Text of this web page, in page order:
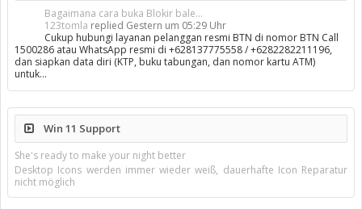
Bagaimana cara buka Blokir bale...
123tomla replied Gestern um 05:29 Uhr
Cukup hubungi layanan pelanggan resmi BTN di nomor BTN Call
1500286 atau WhatsApp resmi di +628137775558 / +6282282211196,
dan siapkan data diri (KTP, buku tabungan, dan nomor kartu ATM)
untuk…
Win 11 Support
She's ready to make your night better
Desktop Icons werden immer wieder weiß, dauerhafte Icon Reparatur
nicht möglich